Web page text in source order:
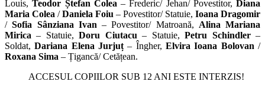
Louis,Teodor Ștefan Colea – Frederic/ Jehan/ Povestitor, Diana
Maria Colea /Daniela Foiu – Povestitor/ Statuie, Ioana Dragomir
/Sofia Sânziana Ivan – Povestitor/ Matroană, Alina Mariana
Mirica – Statuie,Doru Ciutacu – Statuie,Petru Schindler–
Soldat,Dariana Elena Jurjuț – Îngher,Elvira Ioana Bolovan /
Roxana Sima – Țigancă/ Cetățean.
ACCESUL COPIILOR SUB 12 ANI ESTE INTERZIS!